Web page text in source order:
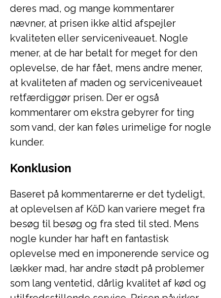
deres mad, og mange kommentarer
nævner, at prisen ikke altid afspejler
kvaliteten eller serviceniveauet. Nogle
mener, at de har betalt for meget for den
oplevelse, de har fået, mens andre mener,
at kvaliteten af maden og serviceniveauet
retfærdiggør prisen. Der er også
kommentarer om ekstra gebyrer for ting
som vand, der kan føles urimelige for nogle
kunder.
Konklusion
Baseret på kommentarerne er det tydeligt,
at oplevelsen af ​​KöD kan variere meget fra
besøg til besøg og fra sted til sted. Mens
nogle kunder har haft en fantastisk
oplevelse med en imponerende service og
lækker mad, har andre stødt på problemer
som lang ventetid, dårlig kvalitet af kød og